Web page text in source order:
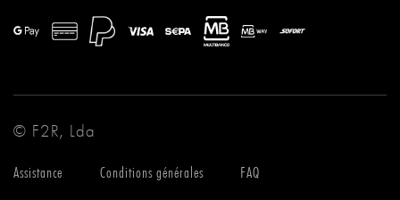
© F2R, Lda
Assistance Conditions générales FAQ